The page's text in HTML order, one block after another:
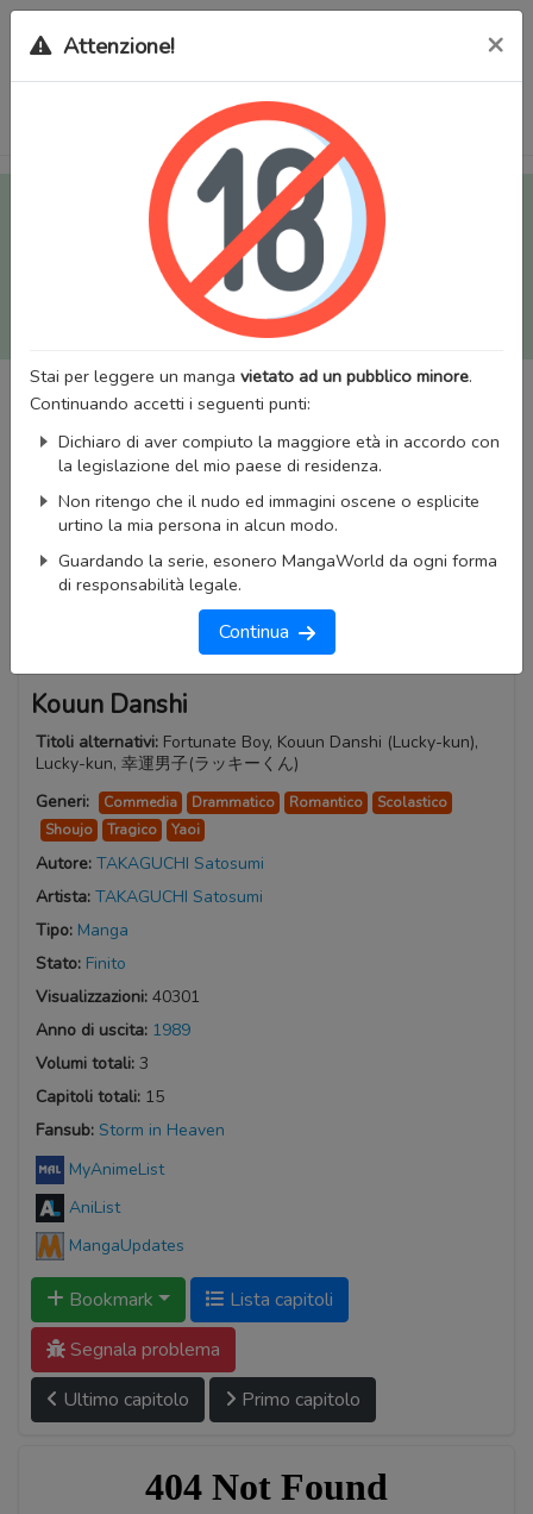
Tutti i Doujinshi e Manga per adulti (+18) sono stati trasferiti
sul nostro nuovo sito (
mangaworldadult.net
); invece, per i
Manga classici, puoi utilizzare
MangaWorld
Potrai effettuare illogincon il tuo account di MangaWorld
tutti i dati sono condivisi tra i due siti,
perderai alcun dato, inclusi bookmarks e premium
Attenzione! ×
Stai per leggere un manga vietato ad un pubblico minore.
Continuando accetti i seguenti punti:
Dichiaro di aver compiuto la maggiore età in accordo con
la legislazione del mio paese di residenza.
Non ritengo che il nudo ed immagini oscene o esplicite
urtino la mia persona in alcun modo.
Guardando la serie, esonero MangaWorld da ogni forma
di responsabilità legale.
Continua
Kouun Danshi
Titoli alternativi: Fortunate Boy, Kouun Danshi (Lucky-kun),
Lucky-kun, 幸運男子(ラッキーくん)
Generi:
Commedia Drammatico Romantico
Scolastico
Shoujo
Tragico Yaoi
Autore: TAKAGUCHI Satosumi
Artista: TAKAGUCHI Satosumi
Tipo: Manga
Stato: Finito
Visualizzazioni: 40301
Anno di uscita: 1989
Volumi totali: 3
Capitoli totali: 15
Fansub: Storm in Heaven
MyAnimeList
AniList
MangaUpdates
Bookmark
Lista capitoli
Segnala problema
Ultimo capitolo
Primo capitolo